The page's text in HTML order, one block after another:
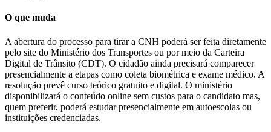
O que muda
A abertura do processo para tirar a CNH poderá ser feita diretamente
pelo site do Ministério dos Transportes ou por meio da Carteira
Digital de Trânsito (CDT). O cidadão ainda precisará comparecer
presencialmente a etapas como coleta biométrica e exame médico. A
resolução prevê curso teórico gratuito e digital. O ministério
disponibilizará o conteúdo online sem custos para o candidato mas,
quem preferir, poderá estudar presencialmente em autoescolas ou
instituições credenciadas.